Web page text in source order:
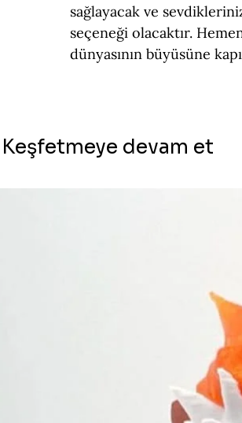
sağlayacak ve
seçeneği olacaktır.
dünyasının büyüsüne
Keşfetmeye devam et